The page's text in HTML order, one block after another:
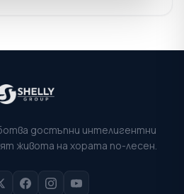
достъпни интелигентни
живота на хората по-лесен.